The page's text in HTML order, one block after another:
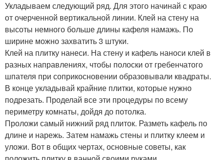
Укладываем следующий ряд. Для этого начинай с краю
от очерченной вертикальной линии. Клей на стену на
высоты немного больше длины кафеля намажь. По
ширине можно захватить 3 штуки.
Клей на плитку нанеси. На стену и кафель наноси клей в
разных направлениях, чтобы полоски от гребенчатого
шпателя при соприкосновении образовывали квадраты.
В конце укладывай крайние плитки, которые нужно
подрезать. Проделай все эти процедуры по всему
периметру комнаты, дойдя до потолка.
Проложи самый нижний ряд плиток. Разметь кафель по
длине и нарежь. Затем намажь стены и плитку клеем и
уложи. Вот в общих чертах, основные советы, как